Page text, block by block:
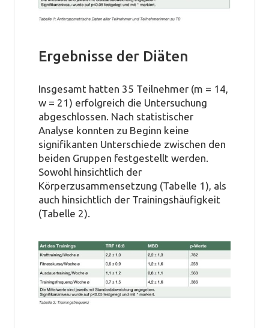
Ergebnisse der Diäten
Insgesamt hatten 35 Teilnehmer (m = 14,
w = 21) erfolgreich die Untersuchung
abgeschlossen. Nach statistischer
Analyse konnten zu Beginn keine
signifikanten Unterschiede zwischen den
beiden Gruppen festgestellt werden.
Sowohl hinsichtlich der
Körperzusammensetzung (Tabelle 1), als
auch hinsichtlich der Trainingshäufigkeit
(Tabelle 2).